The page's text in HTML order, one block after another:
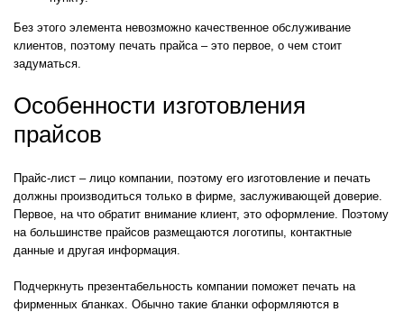
Без этого элемента невозможно качественное обслуживание
клиентов, поэтому печать прайса – это первое, о чем стоит
задуматься.
Особенности изготовления
прайсов
Прайс-лист – лицо компании, поэтому его изготовление и печать
должны производиться только в фирме, заслуживающей доверие.
Первое, на что обратит внимание клиент, это оформление. Поэтому
на большинстве прайсов размещаются логотипы, контактные
данные и другая информация.
Подчеркнуть презентабельность компании поможет печать на
фирменных бланках. Обычно такие бланки оформляются в